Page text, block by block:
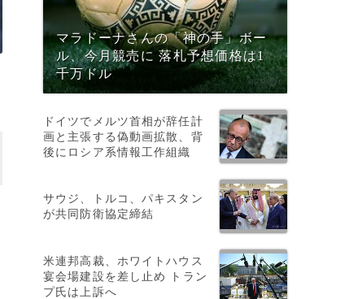
マラドーナさんの「神の手」ボー
ル、今月競売に 落札予想価格は1
千万ドル
ドイツでメルツ首相が辞任計
画と主張する偽動画拡散、背
後にロシア系情報工作組織
サウジ、トルコ、パキスタン
が共同防衛協定締結
米連邦高裁、ホワイトハウス
宴会場建設を差し止め トラン
プ氏は上訴へ